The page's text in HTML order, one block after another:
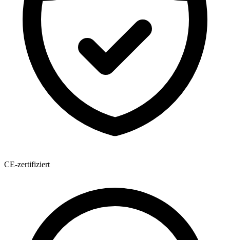
CE-zertifiziert